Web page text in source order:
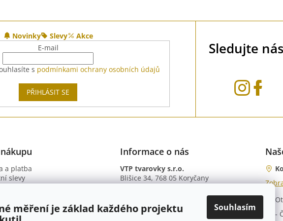
měření je základ každého projektu
Souhlasím
Novinky Slevy
Akce
E-mail
s podmínkami ochrany osobních údajů
PŘIHLÁSIT SE
Sledujte nás
a platba
slevy
ochrany osobních údajů
Informace o nás
VTP tvarovky s.r.o.
Blišice 34, 768 05 Koryčany
B. ú.: 2301934375/2010 (Fio banka)
Po -